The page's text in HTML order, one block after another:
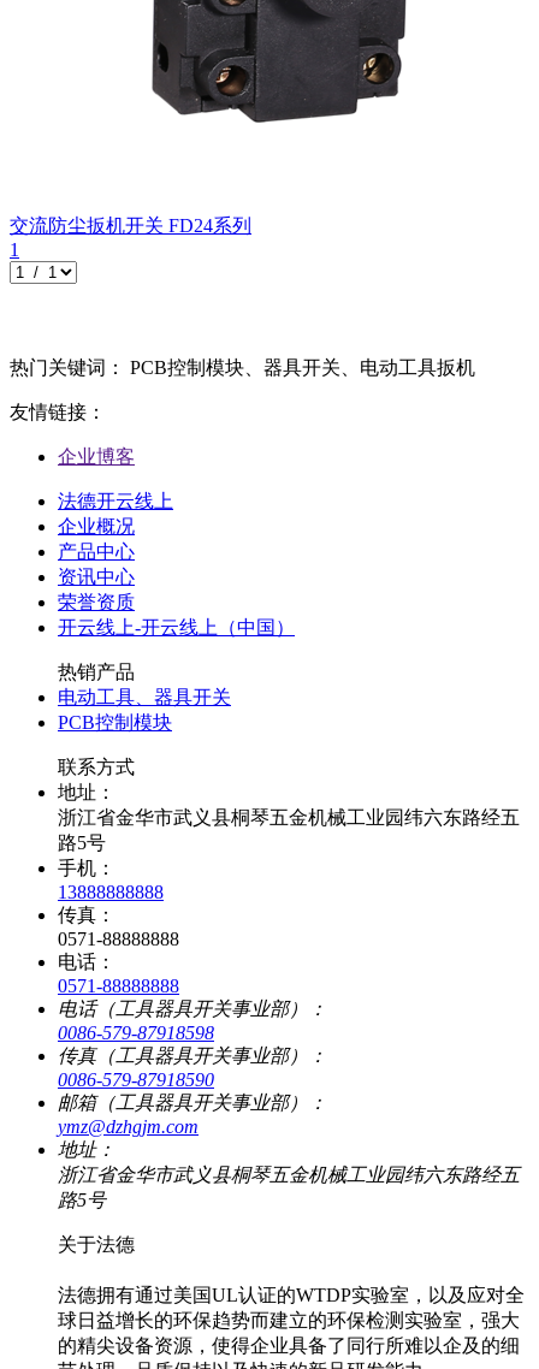
交流防尘扳机开关 FD24系列
1
热门关键词： PCB控制模块、器具开关、电动工具扳机
友情链接：
企业博客
法德开云线上
企业概况
产品中心
资讯中心
荣誉资质
开云线上-开云线上（中国）
热销产品
电动工具、器具开关
PCB控制模块
联系方式
地址：
浙江省金华市武义县桐琴五金机械工业园纬六东路经五
路5号
手机：
13888888888
传真：
0571-88888888
电话：
0571-88888888
电话（工具器具开关事业部）：
0086-579-87918598
传真（工具器具开关事业部）：
0086-579-87918590
邮箱（工具器具开关事业部）：
ymz@dzhgjm.com
地址：
浙江省金华市武义县桐琴五金机械工业园纬六东路经五
路5号
关于法德
法德拥有通过美国UL认证的WTDP实验室，以及应对全
球日益增长的环保趋势而建立的环保检测实验室，强大
的精尖设备资源，使得企业具备了同行所难以企及的细